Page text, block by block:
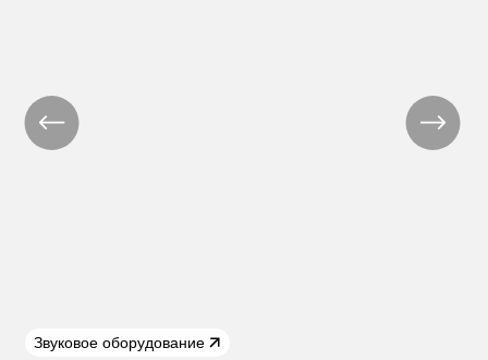
Звуковое оборудование